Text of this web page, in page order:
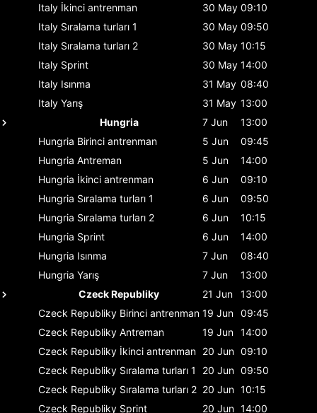
Italy İkinci antrenman 30 May 09:10
Italy Sıralama turları 1 30 May 09:50
Italy Sıralama turları 2 30 May 10:15
Italy Sprint 30 May 14:00
Italy Isınma 31 May 08:40
Italy Yarış 31 May 13:00
Hungria
7 Jun
13:00
Hungria Birinci antrenman 5 Jun
09:45
Hungria Antreman 5 Jun
14:00
Hungria İkinci antrenman 6 Jun
09:10
Hungria Sıralama turları 1 6 Jun
09:50
Hungria Sıralama turları 2 6 Jun
10:15
Hungria Sprint 6 Jun
14:00
Hungria Isınma 7 Jun
08:40
Hungria Yarış 7 Jun
13:00
Czeck Republiky
21 Jun
13:00
Czeck Republiky Birinci antrenman 19 Jun 09:45
Czeck Republiky Antreman 19 Jun 14:00
Czeck Republiky İkinci antrenman 20 Jun 09:10
Czeck Republiky Sıralama turları 1 20 Jun 09:50
Czeck Republiky Sıralama turları 2 20 Jun 10:15
Czeck Republiky Sprint 20 Jun 14:00